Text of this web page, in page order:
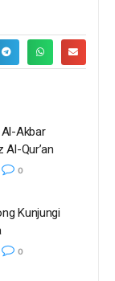
Akbar
Qur’an
0
Kunjungi
0